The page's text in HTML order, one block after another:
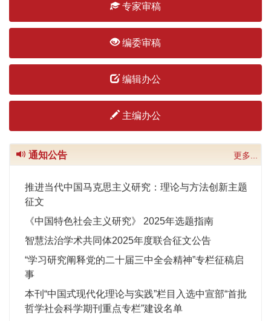
专家审稿
编委审稿
编辑办公
主编办公
通知公告 更多...
“深入学习贯彻党的二十届四中全会精神”专栏征文启
事
推进当代中国马克思主义研究：理论与方法创新主题
征文
《中国特色社会主义研究》 2025年选题指南
智慧法治学术共同体2025年度联合征文公告
“学习研究阐释党的二十届三中全会精神”专栏征稿启
事
本刊“中国式现代化理论与实践”栏目入选中宣部“首批
哲学社会科学期刊重点专栏”建设名单